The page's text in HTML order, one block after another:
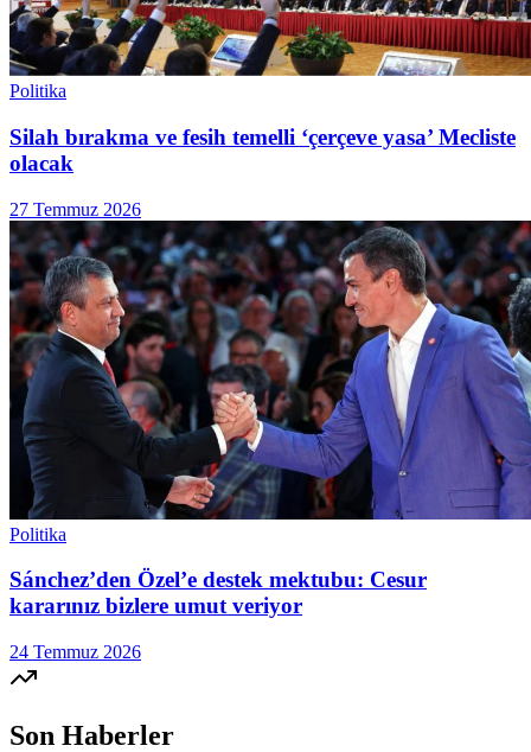
Politika
Silah bırakma ve fesih temelli ‘çerçeve yasa’ Mecliste
olacak
27 Temmuz 2026
Politika
Sánchez’den Özel’e destek mektubu: Cesur
kararınız bizlere umut veriyor
24 Temmuz 2026
Son Haberler